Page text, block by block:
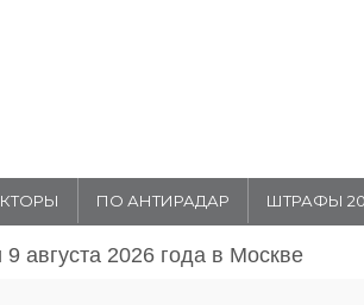
ПО АНТИРАДАР ШТРАФЫ
и 1 августа 20026 года в